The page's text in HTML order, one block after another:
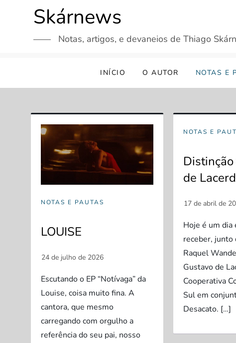
Skárnews
Notas, artigos, e devaneios de Thiago
INÍCIO O AUTOR NOTAS E
NOTAS E PAUTAS
LOUISE
Escutando o EP “Notívaga” da
Louise, coisa muito fina. A
cantora, que mesmo
carregando com orgulho a
referência do seu pai, nosso
NOTAS E
de
Hoje é um dia
receber, junto
Raquel
Gustavo de
Cooperativa
Sul em
Desacato. […]